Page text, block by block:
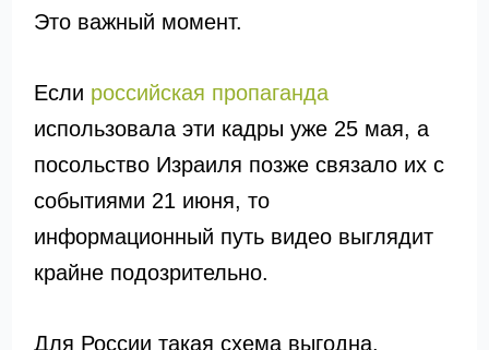
Это важный момент.
Если российская пропаганда
использовала эти кадры уже 25 мая, а
посольство Израиля позже связало их с
событиями 21 июня, то
информационный путь видео выглядит
крайне подозрительно.
Для России такая схема выгодна.